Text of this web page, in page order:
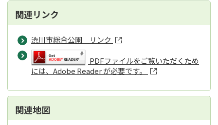
関連リンク
渋川市総合公園 リンク
PDFファイルをご覧いただくため
には、Adobe Reader が必要です。
関連地図